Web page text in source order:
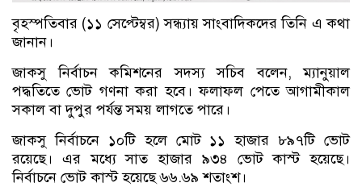
বৃহস্পতিবার (১১ সেপ্টেম্বর) সন্ধ্যায় সাংবাদিকদের তিনি এ কথা
জানান।
জাকসু নির্বাচন কমিশনের সদস্য সচিব বলেন, ম্যানুয়াল
পদ্ধতিতে ভোট গণনা করা হবে। ফলাফল পেতে আগামীকাল
সকাল বা দুপুর পর্যন্ত সময় লাগতে পারে।
জাকসু নির্বাচনে ১০টি হলে মোট ১১ হাজার ৮৯৭টি ভোট
রয়েছে। এর মধ্যে সাত হাজার ৯৩৪ ভোট কাস্ট হয়েছে।
নির্বাচনে ভোট কাস্ট হয়েছে ৬৬.৬৯ শতাংশ।